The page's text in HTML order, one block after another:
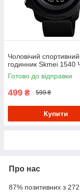
Чоловічий спортивний
годинник Skmei 1540
Готово до відправки
499 ₴ 599 ₴
Купити
Про нас
87% позитивних з 272